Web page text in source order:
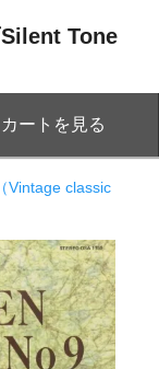
Tone
カートを見る
Vintage classic